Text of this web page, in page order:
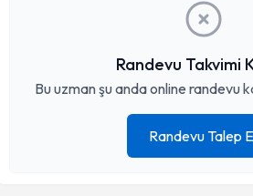
Randevu Takvimi
Bu uzman şu anda online randevu
Randevu Talep